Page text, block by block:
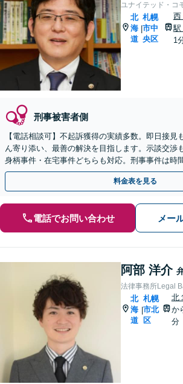
ユナイテッド・コ
北
海
道
|
札幌
市中
央区
西
駅
1
刑事被害者側
【電話相談可】不起訴獲得の実績多数。即日接見
ん寄り添い、最善の解決を目指します。示談交渉
身柄事件・在宅事件どちらも対応。刑事事件は時
ご相談ください【夜間・休日対応】
料金表を見る
電話でお問い合わせ メー
阿部 洋介
法律事務所Legal
北
海
道
|
札幌
市北
区
北
か
分